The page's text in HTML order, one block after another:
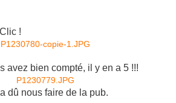
avez bien compté, il y en a 5 !!!
dû nous faire de la pub.